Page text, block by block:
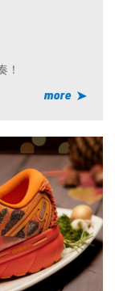
！
more